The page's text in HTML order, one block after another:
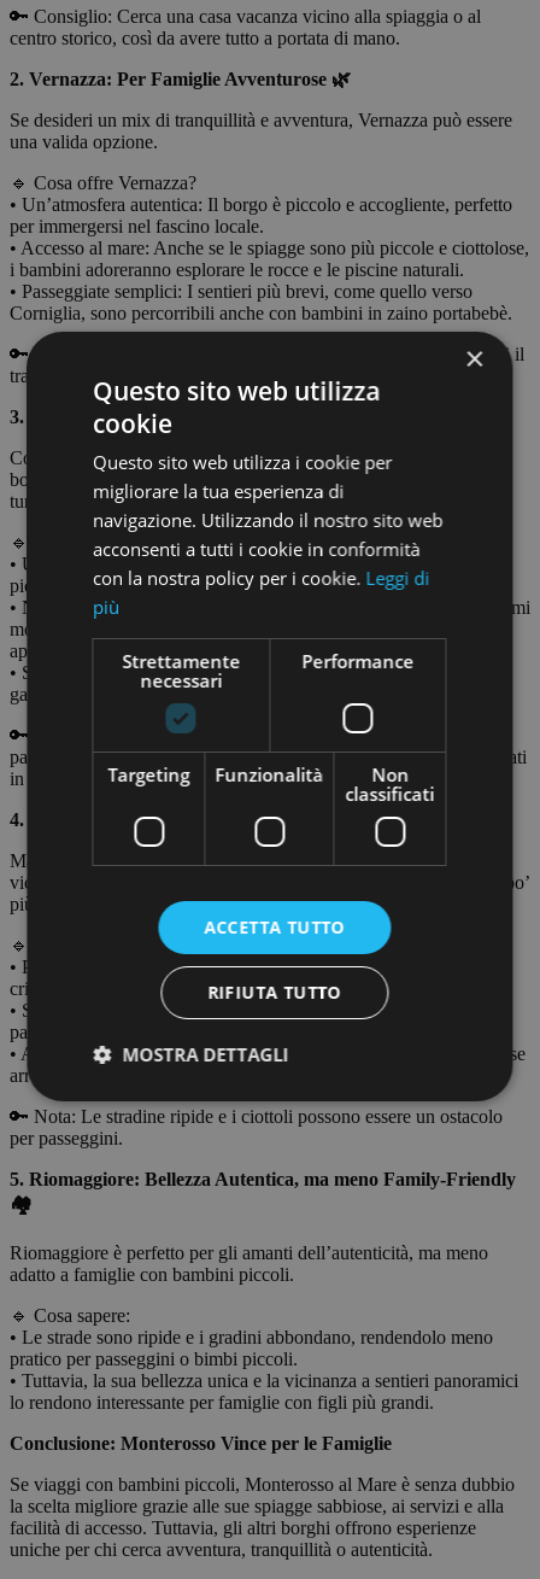
🔑 Consiglio: Cerca una casa vacanza vicino alla spiaggia o al
centro storico, così da avere tutto a portata di mano.
2.⁠ ⁠Vernazza: Per Famiglie Avventurose 🌿
Se desideri un mix di tranquillità e avventura, Vernazza può essere
una valida opzione.
🔹 Cosa offre Vernazza?
• Un’atmosfera autentica: Il borgo è piccolo e accogliente, perfetto
per immergersi nel fascino locale.
• Accesso al mare: Anche se le spiagge sono più piccole e ciottolose,
i bambini adoreranno esplorare le rocce e le piscine naturali.
• Passeggiate semplici: I sentieri più brevi, come quello verso
Corniglia, sono percorribili anche con bambini in zaino portabebè.
🔑 Consiglio: Scegli una casa con terrazza panoramica per goderti il
tramonto mentre i piccoli riposano.
3.⁠ ⁠Corniglia: Per Chi Cerca Tranquillità 🌅
Corniglia, situata su un promontorio, è il più tranquillo dei cinque
borghi, ideale per famiglie che desiderano una pausa dal caos
turistico.
🔹 Cosa la rende speciale?
• Un’atmosfera rilassante: Perfetta per famiglie con bambini molto
piccoli, dove il ritmo lento del borgo invita al relax.
• Natura incontaminata: Corniglia è circondata da vigneti e panorami
mozzafiato, un ottimo luogo per insegnare ai più piccoli ad
apprezzare la natura.
• Silenzio e privacy: È meno affollata rispetto agli altri borghi,
garantendo una maggiore tranquillità.
🔑 Nota: Essendo arroccata, può risultare meno accessibile per
passeggini; è più indicata per famiglie con bimbi autonomi o neonati
in marsupio.
4.⁠ ⁠Manarola: Un Incanto per Tutte le Età 🌊
Manarola è un borgo magico, famoso per i suoi paesaggi e la
vicinanza al mare, ma è più indicato per famiglie con bambini un po’
più grandi.
🔹 Punti di forza:
• Piscine naturali: I più avventurosi potranno divertirsi nelle acque
cristalline vicino al porticciolo.
• Sentieri vicini: Sentieri brevi e panoramici, ideali per una
passeggiata di famiglia.
• Atmosfera fiabesca: I bambini adoreranno i colori vivaci delle case
arroccate.
🔑 Nota: Le stradine ripide e i ciottoli possono essere un ostacolo
per passeggini.
5.⁠ ⁠Riomaggiore: Bellezza Autentica, ma meno Family-Friendly
🏘️
Riomaggiore è perfetto per gli amanti dell’autenticità, ma meno
adatto a famiglie con bambini piccoli.
🔹 Cosa sapere:
• Le strade sono ripide e i gradini abbondano, rendendolo meno
pratico per passeggini o bimbi piccoli.
• Tuttavia, la sua bellezza unica e la vicinanza a sentieri panoramici
lo rendono interessante per famiglie con figli più grandi.
Conclusione: Monterosso Vince per le Famiglie
Se viaggi con bambini piccoli, Monterosso al Mare è senza dubbio
la scelta migliore grazie alle sue spiagge sabbiose, ai servizi e alla
facilità di accesso. Tuttavia, gli altri borghi offrono esperienze
uniche per chi cerca avventura, tranquillità o autenticità.
×
Questo sito web utilizza
cookie
Questo sito web utilizza i cookie per
migliorare la tua esperienza di
navigazione. Utilizzando il nostro sito web
acconsenti a tutti i cookie in conformità
con la nostra policy per i cookie. Leggi di
più
Strettamente
necessari
Performance
Targeting Funzionalità
Non
classificati
ACCETTA TUTTO
RIFIUTA TUTTO
MOSTRA DETTAGLI